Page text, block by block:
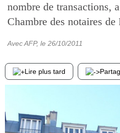
nombre de transactions,
Chambre des notaires
Avec AFP, le 26/10/2011
Lire plus tard